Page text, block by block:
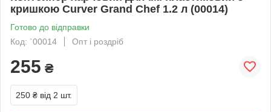
кришкою Curver Grand Chef 1.2 л (00014)
Готово до відправки
Код: `00014
Опт і роздріб
255 ₴
250 ₴ від 2 шт.